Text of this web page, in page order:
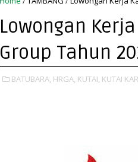
Lowongan
Group Tahun
BATUBARA, HRGA, KUTAI, KUTAI